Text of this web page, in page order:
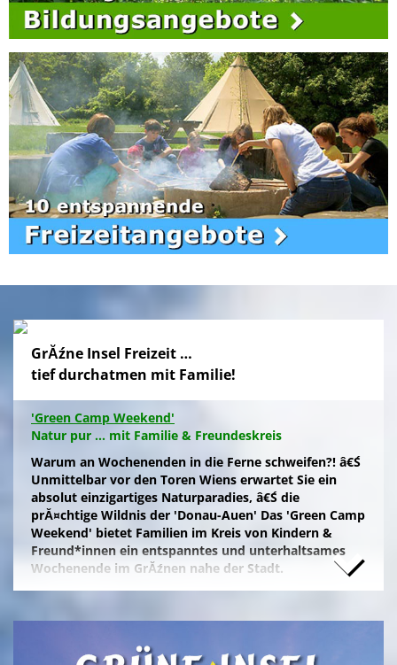
GrĂźne Insel Freizeit …
tief durchatmen mit Familie!
'Green Camp Weekend'
Natur pur ... mit Familie & Freundeskreis
Warum an Wochenenden in die Ferne schweifen?! â€Ś
Unmittelbar vor den Toren Wiens erwartet Sie ein
absolut einzigartiges Naturparadies, â€Ś die
prĂ¤chtige Wildnis der 'Donau-Auen' Das 'Green Camp
Weekend' bietet Familien im Kreis von Kindern &
Freund*innen ein entspanntes und unterhaltsames
Wochenende im GrĂźnen nahe der Stadt.
Naturfreunde, die lange Anfahrten meiden und zum
gepflegten Wiese im 'NationalparkCamp' mit